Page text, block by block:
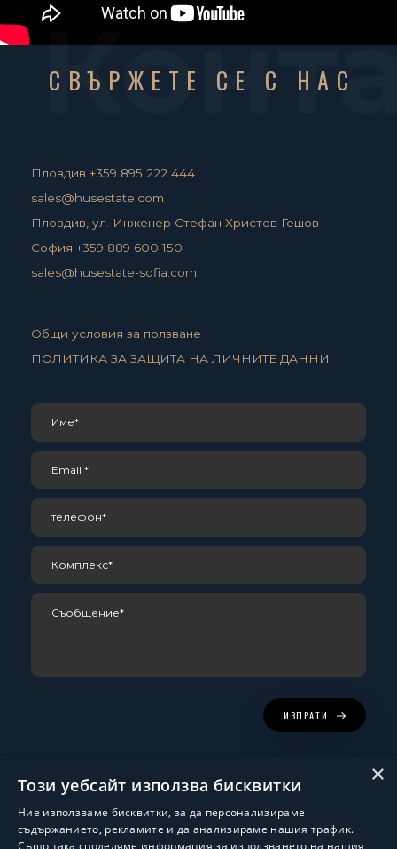
СВЪРЖЕТЕ СЕ С НАС
Пловдив +359 895 222 444
sales@husestate.com
Пловдив, ул. Инженер Стефан Христов Гешов
София +359 889 600 150
sales@husestate-sofia.com
Общи условия за ползване
ПОЛИТИКА ЗА ЗАЩИТА НА ЛИЧНИТЕ ДАННИ
ИЗПРАТИ
×
Този уебсайт използва бисквитки
Ние използваме бисквитки, за да персонализираме
съдържанието, рекламите и да анализираме нашия трафик.
Също така споделяме информация за използването на нашия